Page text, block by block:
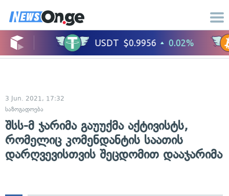
3 Jun. 2021, 17:32
საზოგადოება
შსს-მ ჯარიმა გაუუქმა აქტივისტს,
რომელიც კომენდანტის საათის
დარღვევისთვის შეცდომით დააჯარიმა